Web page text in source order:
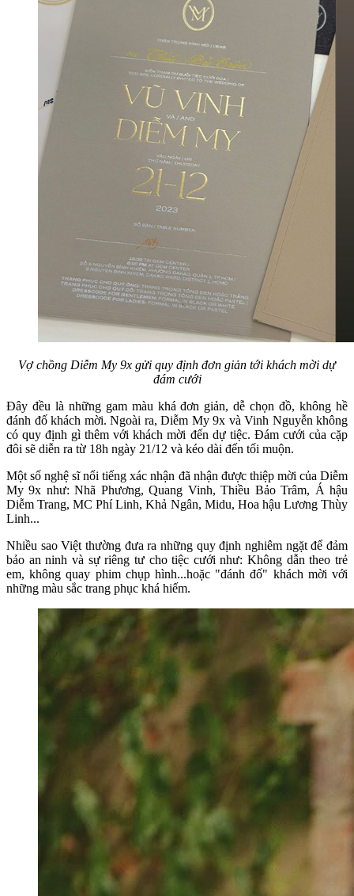
Vợ chồng Diễm My 9x gửi quy định đơn giản tới khách mời dự
đám cưới
Đây đều là những gam màu khá đơn giản, dễ chọn đồ, không hề
đánh đố khách mời. Ngoài ra, Diễm My 9x và Vinh Nguyễn không
có quy định gì thêm với khách mời đến dự tiệc. Đám cưới của cặp
đôi sẽ diễn ra từ 18h ngày 21/12 và kéo dài đến tối muộn.
Một số nghệ sĩ nổi tiếng xác nhận đã nhận được thiệp mời của Diễm
My 9x như: Nhã Phương, Quang Vinh, Thiều Bảo Trâm, Á hậu
Diễm Trang, MC Phí Linh, Khả Ngân, Midu, Hoa hậu Lương Thùy
Linh...
Nhiều sao Việt thường đưa ra những quy định nghiêm ngặt để đảm
bảo an ninh và sự riêng tư cho tiệc cưới như: Không dẫn theo trẻ
em, không quay phim chụp hình...hoặc "đánh đố" khách mời với
những màu sắc trang phục khá hiếm.